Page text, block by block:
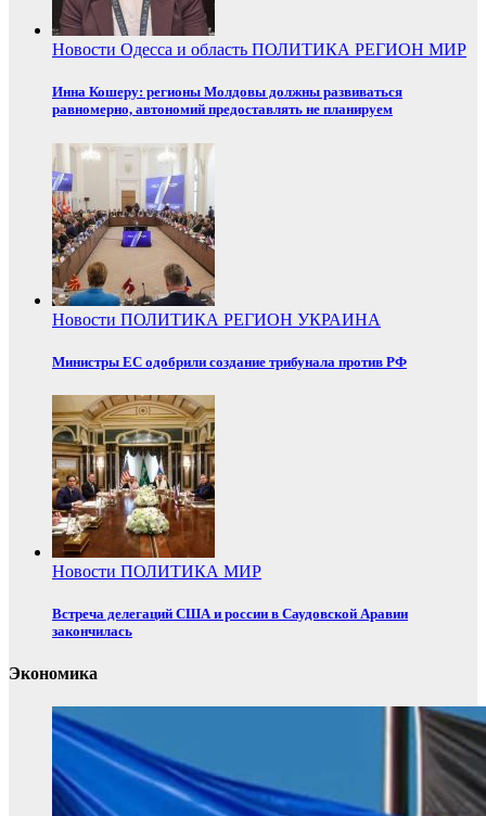
Новости Одесса и область ПОЛИТИКА РЕГИОН МИР
Инна Кошеру: регионы Молдовы должны развиваться
равномерно, автономий предоставлять не планируем
Новости ПОЛИТИКА РЕГИОН УКРАИНА
Министры ЕС одобрили создание трибунала против РФ
Новости ПОЛИТИКА МИР
Встреча делегаций США и россии в Саудовской Аравии
закончилась
Экономика